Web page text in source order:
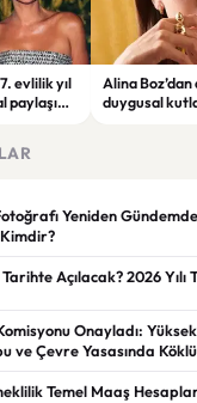
evlilik yıl
Alina Boz’dan
duygusal
Yeniden
Kimdir?
Açılacak? 2026 Yılı
Onayladı:
ve Çevre Yasasında
Temel Maaş